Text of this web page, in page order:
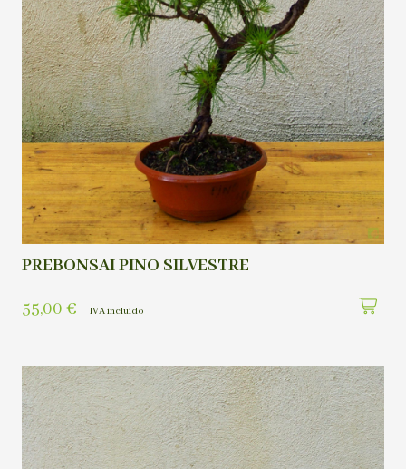
PREBONSAI PINO SILVESTRE
55,00 € IVA incluído